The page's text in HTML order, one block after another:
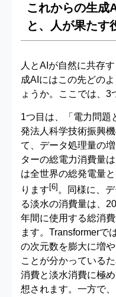
これからの生成
と、人が果たす
人とAIが自然に共存
成AIにはこの先どの
ょうか。ここでは、3
1つ目は、「電力問題
発法人科学技術振興
て、データ処理量の
ターの総電力消費量
は全世界の総発電量
ります [6] 。同様に、
る淡水の消費量は、
年間に使用する総消
ます。Transformerで
の次元数を膨大に増
ことが分かっている
消費と淡水消費に極
想されます。一方で